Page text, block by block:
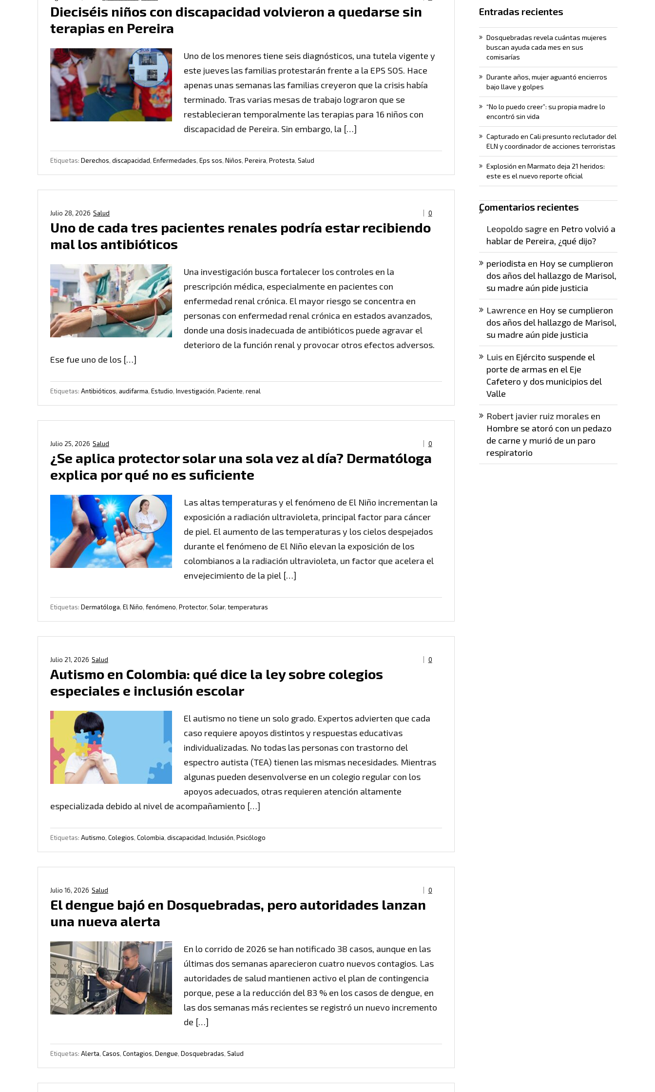
Dieciséis niños con discapacidad volvieron a quedarse sin
terapias en Pereira
Uno de los menores tiene seis diagnósticos, una tutela vigente y
este jueves las familias protestarán frente a la EPS SOS. Hace
apenas unas semanas las familias creyeron que la crisis había
terminado. Tras varias mesas de trabajo lograron que se
restablecieran temporalmente las terapias para 16 niños con
discapacidad de Pereira. Sin embargo, la […]
Etiquetas: Derechos, discapacidad, Enfermedades, Eps sos, Niños, Pereira, Protesta, Salud
Salud
Julio 28, 2026 0
Uno de cada tres pacientes renales podría estar recibiendo
mal los antibióticos
Una investigación busca fortalecer los controles en la
prescripción médica, especialmente en pacientes con
enfermedad renal crónica. El mayor riesgo se concentra en
personas con enfermedad renal crónica en estados avanzados,
donde una dosis inadecuada de antibióticos puede agravar el
deterioro de la función renal y provocar otros efectos adversos.
Ese fue uno de los […]
Etiquetas: Antibióticos, audifarma, Estudio, Investigación, Paciente, renal
Salud
Julio 25, 2026 0
¿Se aplica protector solar una sola vez al día? Dermatóloga
explica por qué no es suficiente
Las altas temperaturas y el fenómeno de El Niño incrementan la
exposición a radiación ultravioleta, principal factor para cáncer
de piel. El aumento de las temperaturas y los cielos despejados
durante el fenómeno de El Niño elevan la exposición de los
colombianos a la radiación ultravioleta, un factor que acelera el
envejecimiento de la piel […]
Etiquetas: Dermatóloga, El Niño, fenómeno, Protector, Solar, temperaturas
Salud
Julio 21, 2026 0
Autismo en Colombia: qué dice la ley sobre colegios
especiales e inclusión escolar
El autismo no tiene un solo grado. Expertos advierten que cada
caso requiere apoyos distintos y respuestas educativas
individualizadas. No todas las personas con trastorno del
espectro autista (TEA) tienen las mismas necesidades. Mientras
algunas pueden desenvolverse en un colegio regular con los
apoyos adecuados, otras requieren atención altamente
especializada debido al nivel de acompañamiento […]
Etiquetas: Autismo, Colegios, Colombia, discapacidad, Inclusión, Psicólogo
Salud
Julio 16, 2026 0
El dengue bajó en Dosquebradas, pero autoridades lanzan
una nueva alerta
En lo corrido de 2026 se han notificado 38 casos, aunque en las
últimas dos semanas aparecieron cuatro nuevos contagios. Las
autoridades de salud mantienen activo el plan de contingencia
porque, pese a la reducción del 83 % en los casos de dengue, en
las dos semanas más recientes se registró un nuevo incremento
de […]
Etiquetas: Alerta, Casos, Contagios, Dengue, Dosquebradas, Salud
Entradas recientes
Dosquebradas revela cuántas mujeres
buscan ayuda cada mes en sus
comisarías
Durante años, mujer aguantó encierros
bajo llave y golpes
“No lo puedo creer”: su propia madre lo
encontró sin vida
Capturado en Cali presunto reclutador del
ELN y coordinador de acciones terroristas
Explosión en Marmato deja 21 heridos:
este es el nuevo reporte oficial
Comentarios recientes
Leopoldo sagre en Petro volvió a
hablar de Pereira, ¿qué dijo?
periodista en Hoy se cumplieron
dos años del hallazgo de Marisol,
su madre aún pide justicia
Lawrence en Hoy se cumplieron
dos años del hallazgo de Marisol,
su madre aún pide justicia
Luisen Ejército suspende el
porte de armas en el Eje
Cafetero y dos municipios del
Valle
Robert javier ruiz moralesen
Hombre se atoró con un pedazo
de carne y murió de un paro
respiratorio